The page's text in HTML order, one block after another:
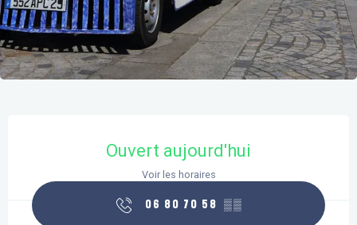
Ouvert aujourd'hui
Voir les horaires
06 80 70 58 ▒▒